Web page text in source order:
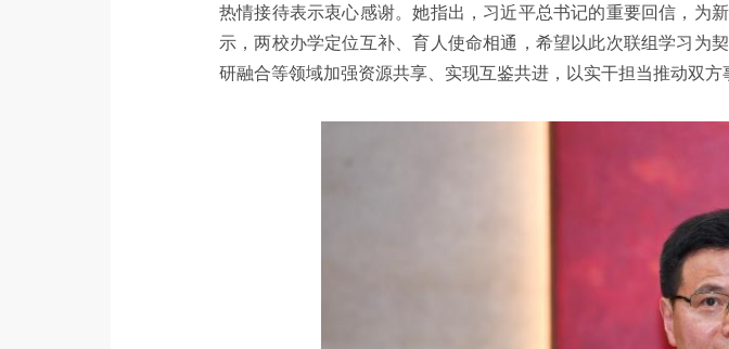
热情接待表示衷心感谢。她指出，习近平总书记的重要回信，为
示，两校办学定位互补、育人使命相通，希望以此次联组学习为
研融合等领域加强资源共享、实现互鉴共进，以实干担当推动双方